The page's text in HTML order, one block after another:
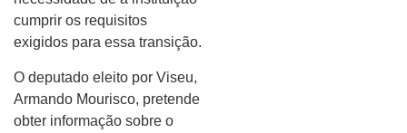
cumprir os requisitos
exigidos para essa transição.
O deputado eleito por Viseu,
Armando Mourisco, pretende
obter informação sobre o